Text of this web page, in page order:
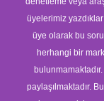
üyelerimiz
üye olarak bu
herhangi bir
paylaşılmaktadır.